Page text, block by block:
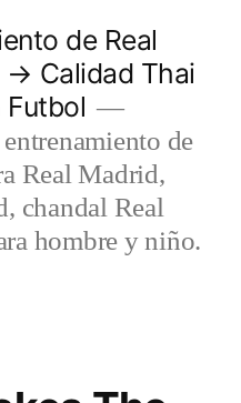
de Real
Calidad Thai
de
Real Madrid,
chandal Real
hombre y niño.